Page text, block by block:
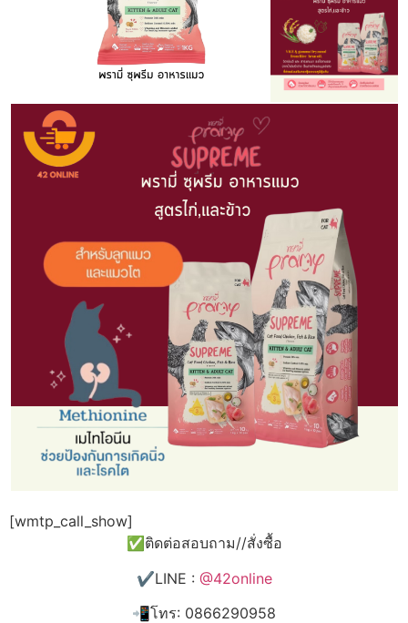
[wmtp_call_show]
✅ติดต่อสอบถาม//สั่งซื้อ
✔️LINE : @42online
📲โทร: 0866290958